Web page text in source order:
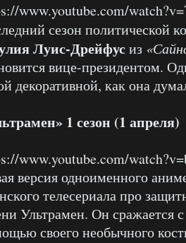
www.youtube.com/
сезон политической
Луис-Дрейфусиз
вице-президентом.
декоративной, как она
1 сезон (1 апреля)
www.youtube.com/
версия одноименного
телесериала про
Ультрамен. Он сражается
своего необычного